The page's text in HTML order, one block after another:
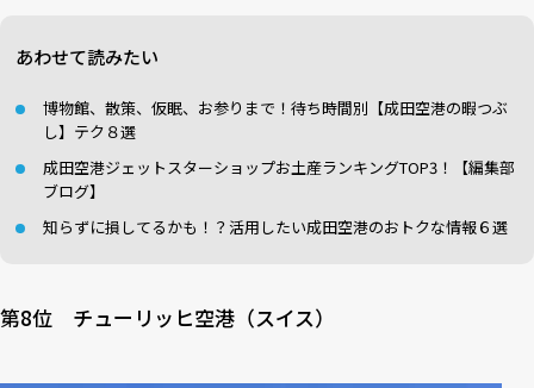
あわせて読みたい
博物館、散策、仮眠、お参りまで！待ち時間別【成田空港の暇つぶ
し】テク８選
成田空港ジェットスターショップお土産ランキングTOP3！【編集部
ブログ】
知らずに損してるかも！？活用したい成田空港のおトクな情報６選
第8位 チューリッヒ空港（スイス）